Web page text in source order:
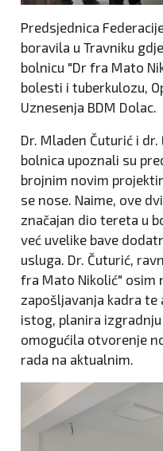
Predsjednica
boravila u Travniku
bolnicu "Dr fra Mato
bolesti i tuberkulozu,
Uznesenja BDM Dolac.
Dr. Mladen Čuturić i
bolnica upoznali su
brojnim novim
se nose. Naime, ove
značajan dio tereta u
već uvelike bave
usluga. Dr. Čuturić,
fra Mato Nikolić" osim
zapošljavanja kadra
istog, planira
omogućila otvorenje
rada na aktualnim.